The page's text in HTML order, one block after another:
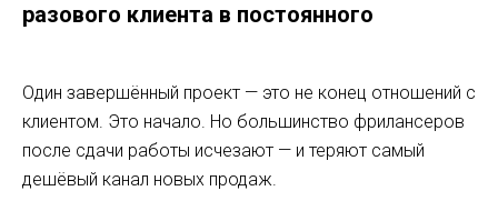
разового клиента в постоянного
Один завершённый проект — это не конец отношений с
клиентом. Это начало. Но большинство фрилансеров
после сдачи работы исчезают — и теряют самый
дешёвый канал новых продаж.